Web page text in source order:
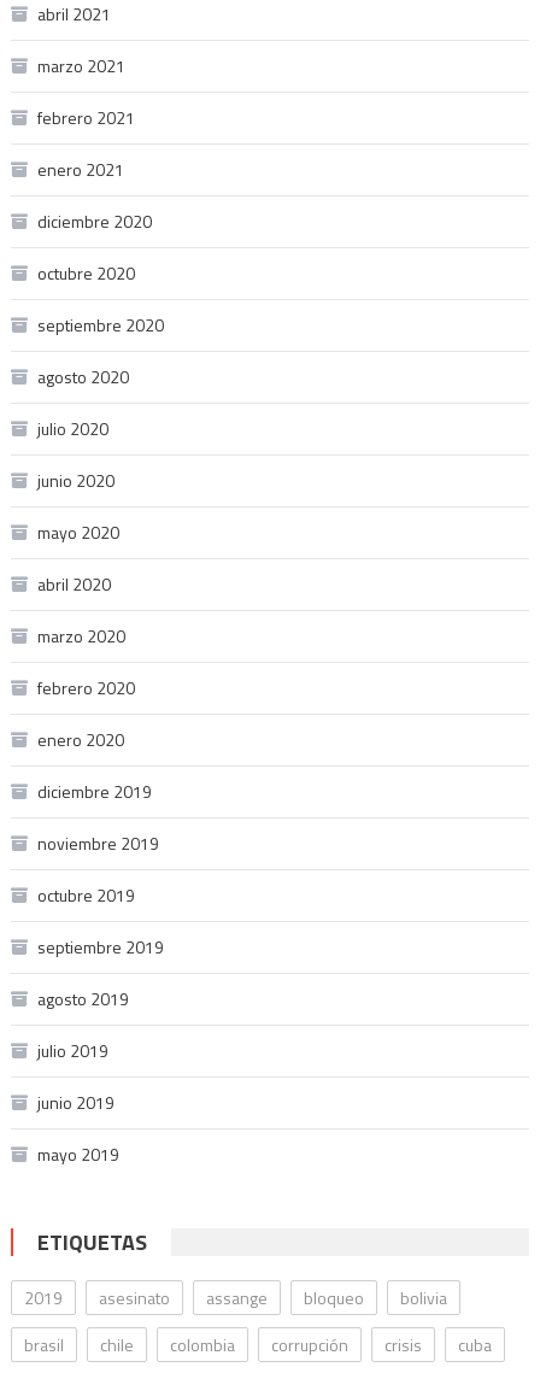
abril 2021
marzo 2021
febrero 2021
enero 2021
diciembre 2020
octubre 2020
septiembre 2020
agosto 2020
julio 2020
junio 2020
mayo 2020
abril 2020
marzo 2020
febrero 2020
enero 2020
diciembre 2019
noviembre 2019
octubre 2019
septiembre 2019
agosto 2019
julio 2019
junio 2019
mayo 2019
ETIQUETAS
2019 asesinato assange bloqueo
bolivia
brasil
chile colombia corrupción crisis cuba